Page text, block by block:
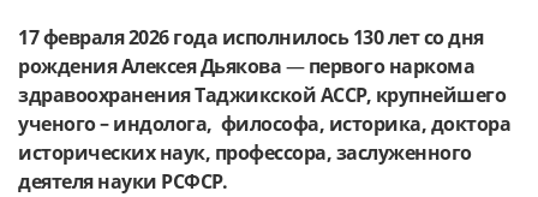
17 февраля 2026 года исполнилось 130 лет со дня
рождения Алексея Дьякова—первого наркома
здравоохранения Таджикской АССР, крупнейшего
ученого – индолога, философа, историка, доктора
исторических наук, профессора, заслуженного
деятеля науки РСФСР.